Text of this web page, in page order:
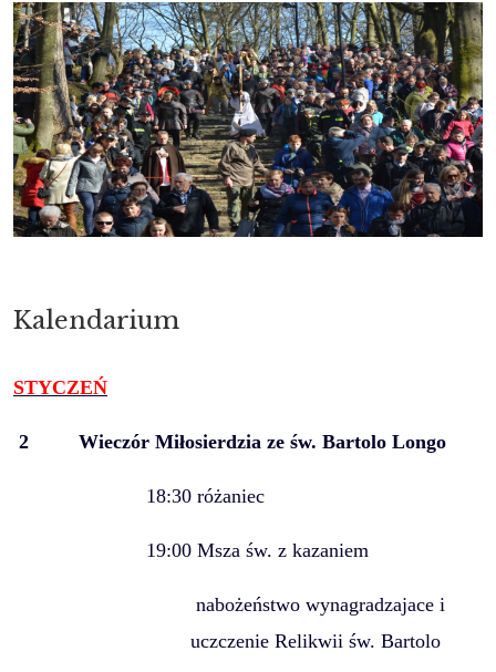
Kalendarium
STYCZEŃ
2 Wieczór Miłosierdzia ze św. Bartolo Longo
18:30 różaniec
19:00 Msza św. z kazaniem
nabożeństwo wynagradzajace i
uczczenie Relikwii św. Bartolo